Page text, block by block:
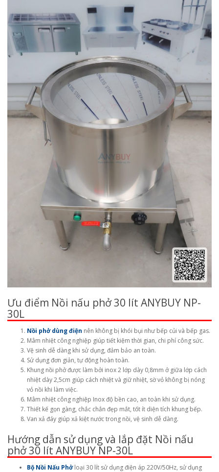
Ưu điểm Nồi nấu phở 30 lít ANYBUY NP-
30L
Nồi phở dùng điện nên không bị khói bụi như bếp củi và bếp gas.
Mâm nhiệt công nghiệp giúp tiết kiệm thời gian, chi phí công sức.
Vệ sinh dễ dàng khi sử dụng, đảm bảo an toàn.
Sử dụng đơn giản, tự động hoàn toàn.
Khung nồi phở được làm bởi inox 2 lớp dày 0,8mm ở giữa lớp cách
nhiệt dày 2,5cm giúp cách nhiệt và giữ nhiệt, sờ vỏ không bị nóng
vỏ nồi khi làm việc.
Mâm nhiệt công nghiệp Inox độ bền cao, an toàn khi sử dụng.
Thiết kế gọn gàng, chắc chắn đẹp mắt, tốt ít diện tích khung bếp.
Van xả đáy giúp xả kiệt nước trong nồi, vệ sinh dễ dàng.
Hướng dẫn sử dụng và lắp đặt Nồi nấu
phở 30 lít ANYBUY NP-30L
Bộ Nồi Nấu Phởloại 30 lít sử dụng điện áp 220V/50Hz, sử dụng